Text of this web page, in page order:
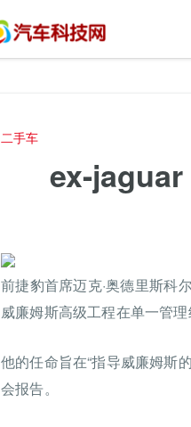
二手车
ex-jaguar
前捷豹首席迈克·奥德里斯科
威廉姆斯高级工程在单一管理
他的任命旨在“指导威廉姆斯
会报告。